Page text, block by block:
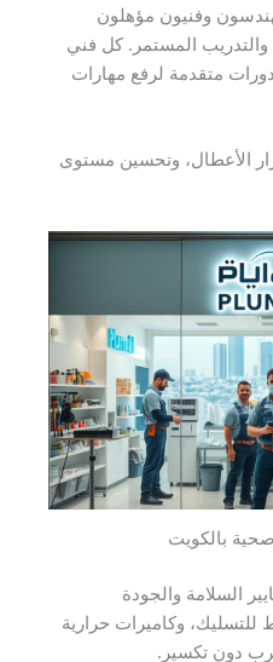
وفنيون مؤهلون
والتدريب المستمر. كل فني
متقدمة لرفع مهارات
الأعطال، وتحسين مستوى
بالكويت
السلامة والجودة
وكاميرات حرارية
دون تكسير.